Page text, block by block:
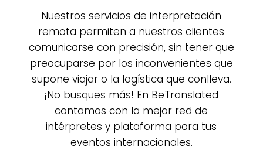
Nuestros servicios de interpretación
remota permiten a nuestros clientes
comunicarse con precisión, sin tener que
preocuparse por los inconvenientes que
supone viajar o la logística que conlleva.
¡No busques más! En BeTranslated
contamos con la mejor red de
intérpretes y plataforma para tus
eventos internacionales.